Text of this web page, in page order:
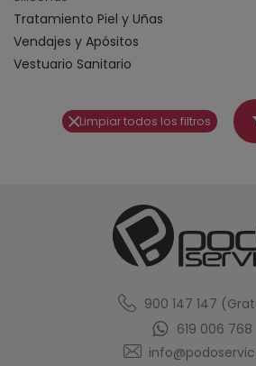
Tratamiento Piel y Uñas
Vendajes y Apósitos
Vestuario Sanitario
Limpiar todos los filtros
900 147 147
619 006 768